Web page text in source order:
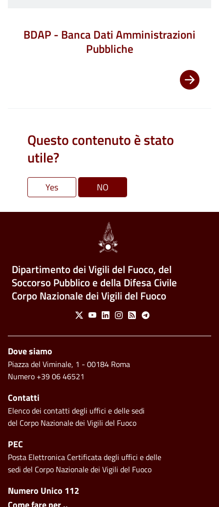
BDAP - Banca Dati Amministrazioni
Pubbliche
Questo contenuto è stato
utile?
Dipartimento dei Vigili del Fuoco, del
Soccorso Pubblico e della Difesa Civile
Corpo Nazionale dei Vigili del Fuoco
Social Menu
X YoutubeLinkedinInstagram
Feed Telegram
Footer side menu
Numero Unico 112
Piè di pagina
Dove siamo
Piazza del Viminale, 1 - 00184 Roma
Numero +39 06 46521
Contatti
Elenco dei contatti degli uffici e delle sedi
del Corpo Nazionale dei Vigili del Fuoco
PEC
Posta Elettronica Certificata degli uffici e delle
sedi del Corpo Nazionale dei Vigili del Fuoco